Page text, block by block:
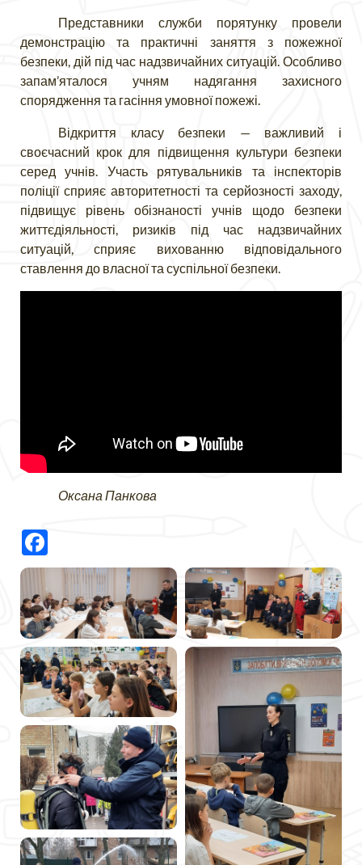
Представники служби порятунку провели
демонстрацію та практичні заняття з пожежної
безпеки, дій під час надзвичайних ситуацій. Особливо
запам’яталося учням надягання захисного
спорядження та гасіння умовної пожежі.
Відкриття класу безпеки — важливий і
своєчасний крок для підвищення культури безпеки
серед учнів. Участь рятувальників та інспекторів
поліції сприяє авторитетності та серйозності заходу,
підвищує рівень обізнаності учнів щодо безпеки
життєдіяльності, ризиків під час надзвичайних
ситуацій, сприяє вихованню відповідального
ставлення до власної та суспільної безпеки.
Оксана Панкова